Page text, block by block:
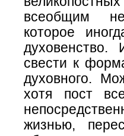
всеобщим
которое
духовенство.
свести к
духовного.
хотя пост
жизнью,